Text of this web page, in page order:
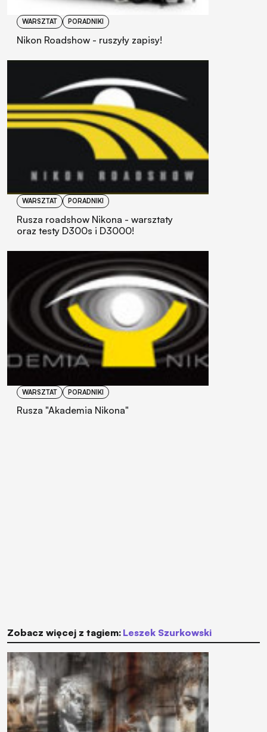
WARSZTAT PORADNIKI
Nikon Roadshow - ruszyły zapisy!
WARSZTAT PORADNIKI
Rusza roadshow Nikona - warsztaty
oraz testy D300s i D3000!
WARSZTAT PORADNIKI
Rusza "Akademia Nikona"
Zobacz więcej z tagiem: Leszek Szurkowski